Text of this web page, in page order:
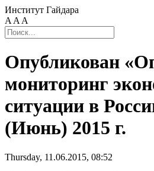
Институт Гайдара
A A A
Опубликован
мониторинг
ситуации в
(Июнь) 2015 г.
Thursday, 11.06.2015, 08:52